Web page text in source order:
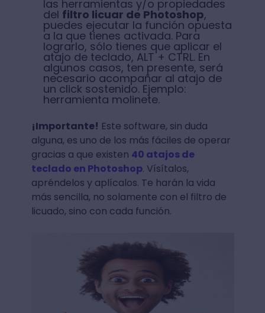
las herramientas y/o propiedades
del filtro licuar de Photoshop,
puedes ejecutar la función opuesta
a la que tienes activada. Para
lograrlo, sólo tienes que aplicar el
atajo de teclado, ALT + CTRL. En
algunos casos, ten presente, será
necesario acompañar al atajo de
un click sostenido. Ejemplo:
herramienta molinete.
¡Importante! Este software, sin duda
alguna, es uno de los más fáciles de operar
gracias a que existen 40 atajos de
teclado en Photoshop. Vísítalos,
apréndelos y aplícalos. Te harán la vida
más sencilla, no solamente con el filtro de
licuado, sino con cada función.